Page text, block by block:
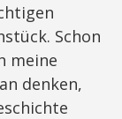
Schon
meine
denken,